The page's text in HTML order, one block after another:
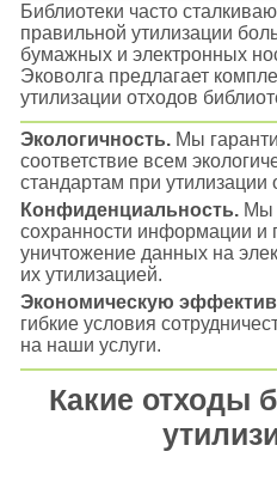
Библиотеки часто
правильной утилизации
бумажных и электронных
Эковолга предлагает
утилизации отходов
Экологичность.Мы
соответствие всем
стандартам при утилизации
Конфиденциальность.Мы
сохранности информации и
уничтожение данных на
их утилизацией.
Экономическую
гибкие условия
на наши услуги.
Какие отходы